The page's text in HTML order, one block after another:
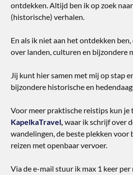
ontdekken. Altijd ben ik op zoek
(historische) verhalen.
En als ik niet aan het ontdekken
over landen, culturen en bijzondere
Jij kunt hier samen met mij op stap
bijzondere historische en
Voor meer praktische reistips kun je
KapelkaTravel, waar ik schrijf over
wandelingen, de beste plekken voor
reizen met openbaar vervoer.
Via de e-mail stuur ik max 1 keer per